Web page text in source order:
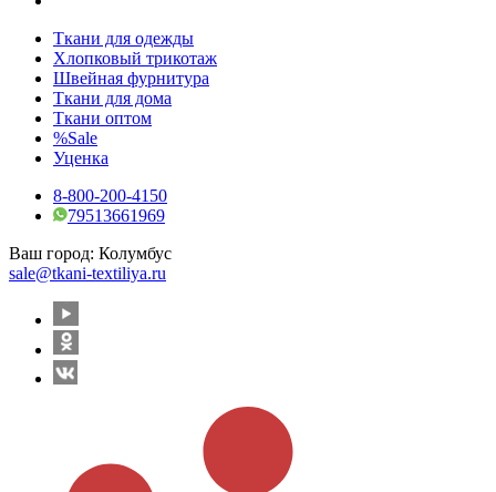
Ткани для одежды
Хлопковый трикотаж
Швейная фурнитура
Ткани для дома
Ткани оптом
%Sale
Уценка
8-800-200-4150
79513661969
Ваш город: Колумбус
sale@tkani-textiliya.ru